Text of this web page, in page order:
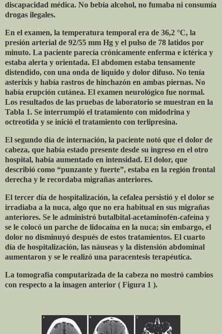
discapacidad médica. No bebía alcohol, no fumaba ni consumía
drogas ilegales.
En el examen, la temperatura temporal era de 36,2 °C, la
presión arterial de 92/55 mm Hg y el pulso de 78 latidos por
minuto. La paciente parecía crónicamente enferma e ictérica y
estaba alerta y orientada. El abdomen estaba tensamente
distendido, con una onda de líquido y dolor difuso. No tenía
asterixis y había rastros de hinchazón en ambas piernas. No
había erupción cutánea. El examen neurológico fue normal.
Los resultados de las pruebas de laboratorio se muestran en la
Tabla 1. Se interrumpió el tratamiento con midodrina y
octreotida y se inició el tratamiento con terlipresina.
El segundo día de internación, la paciente notó que el dolor de
cabeza, que había estado presente desde su ingreso en el otro
hospital, había aumentado en intensidad. El dolor, que
describió como “punzante y fuerte”, estaba en la región frontal
derecha y le recordaba migrañas anteriores.
El tercer día de hospitalización, la cefalea persistió y el dolor se
irradiaba a la nuca, algo que no era habitual en sus migrañas
anteriores. Se le administró butalbital-acetaminofén-cafeína y
se le colocó un parche de lidocaína en la nuca; sin embargo, el
dolor no disminuyó después de estos tratamientos. El cuarto
día de hospitalización, las náuseas y la distensión abdominal
aumentaron y se le realizó una paracentesis terapéutica.
La tomografía computarizada de la cabeza no mostró cambios
con respecto a la imagen anterior ( Figura 1 ).